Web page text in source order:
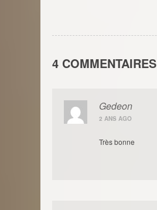
4 COMMENTAIRES
Gedeon
2 ANS AGO
Très bonne